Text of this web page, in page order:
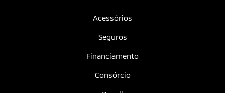
Acessórios
Seguros
Financiamento
Consórcio